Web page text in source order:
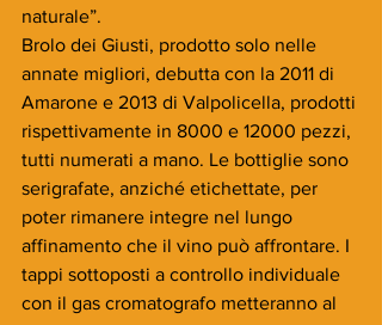
naturale”.
Brolo dei Giusti, prodotto solo nelle
annate migliori, debutta con la 2011 di
Amarone e 2013 di Valpolicella, prodotti
rispettivamente in 8000 e 12000 pezzi,
tutti numerati a mano. Le bottiglie sono
serigrafate, anziché etichettate, per
poter rimanere integre nel lungo
affinamento che il vino può affrontare. I
tappi sottoposti a controllo individuale
con il gas cromatografo metteranno al